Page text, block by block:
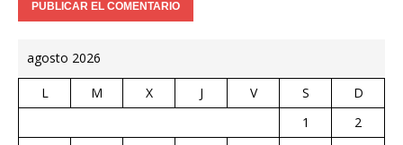
agosto 2026
L M X J V S
D
1
2